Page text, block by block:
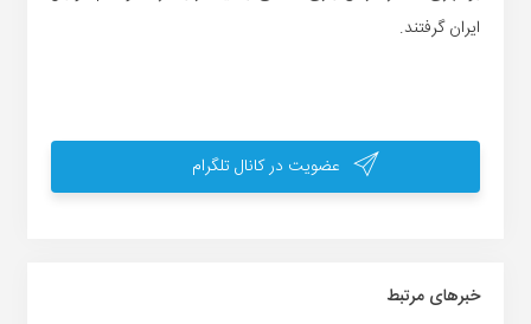
ایران گرفتند.
عضویت در کانال تلگرام
خبر‌های مرتبط